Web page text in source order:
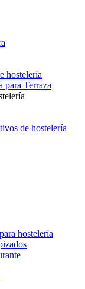
hostelería
para Terraza
de hostelería
hostelería